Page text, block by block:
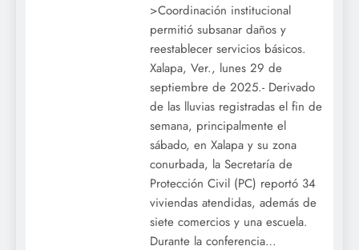
>Coordinación institucional
permitió subsanar daños y
reestablecer servicios básicos.
Xalapa, Ver., lunes 29 de
septiembre de 2025.- Derivado
de las lluvias registradas el fin de
semana, principalmente el
sábado, en Xalapa y su zona
conurbada, la Secretaría de
Protección Civil (PC) reportó 34
viviendas atendidas, además de
siete comercios y una escuela.
Durante la conferencia…